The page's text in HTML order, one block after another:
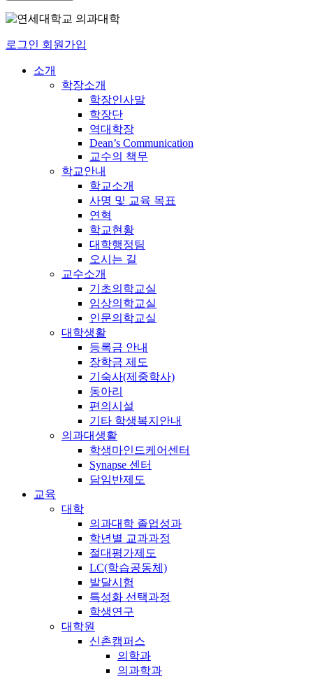
로그인 회원가입
소개
학장소개
학장인사말
학장단
역대학장
Dean’s Communication
교수의 책무
학교안내
학교소개
사명 및 교육 목표
연혁
학교현황
대학행정팀
오시는 길
교수소개
기초의학교실
임상의학교실
인문의학교실
대학생활
등록금 안내
장학금 제도
기숙사(제중학사)
동아리
편의시설
기타 학생복지안내
의과대생활
학생마인드케어센터
Synapse 센터
담임반제도
교육
대학
의과대학 졸업성과
학년별 교과과정
절대평가제도
LC(학습공동체)
발달시험
특성화 선택과정
학생연구
대학원
신촌캠퍼스
의학과
의과학과